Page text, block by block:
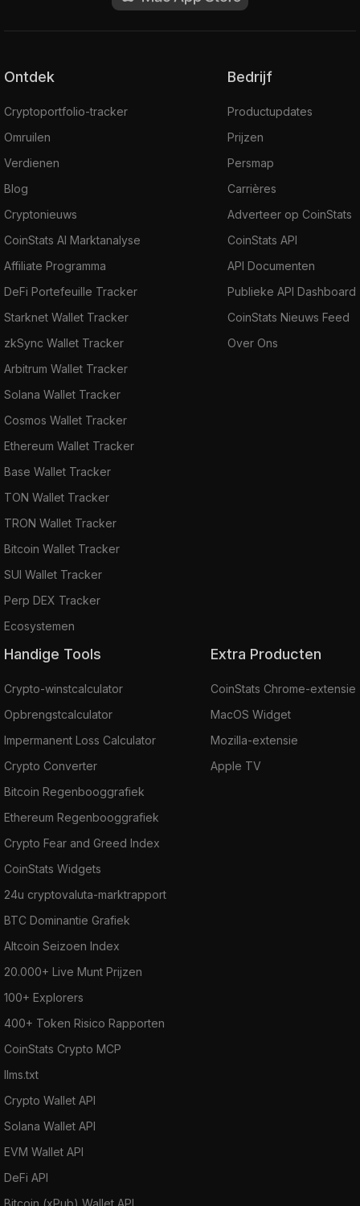
Ontdek
Cryptoportfolio-tracker
Omruilen
Verdienen
Blog
Cryptonieuws
CoinStats AI Marktanalyse
Affiliate Programma
DeFi Portefeuille Tracker
Starknet Wallet Tracker
zkSync Wallet Tracker
Arbitrum Wallet Tracker
Solana Wallet Tracker
Cosmos Wallet Tracker
Ethereum Wallet Tracker
Base Wallet Tracker
TON Wallet Tracker
TRON Wallet Tracker
Bitcoin Wallet Tracker
SUI Wallet Tracker
Perp DEX Tracker
Ecosystemen
Bedrijf
Productupdates
Prijzen
Persmap
Carrières
Adverteer op CoinStats
CoinStats API
API Documenten
Publieke API Dashboard
CoinStats Nieuws Feed
Over Ons
Handige Tools
Crypto-winstcalculator
Opbrengstcalculator
Impermanent Loss Calculator
Crypto Converter
Bitcoin Regenbooggrafiek
Ethereum Regenbooggrafiek
Crypto Fear and Greed Index
CoinStats Widgets
24u cryptovaluta-marktrapport
BTC Dominantie Grafiek
Altcoin Seizoen Index
20.000+ Live Munt Prijzen
100+ Explorers
400+ Token Risico Rapporten
CoinStats Crypto MCP
llms.txt
Crypto Wallet API
Solana Wallet API
EVM Wallet API
DeFi API
Bitcoin (xPub) Wallet API
Extra Producten
CoinStats Chrome-extensie
MacOS Widget
Mozilla-extensie
Apple TV